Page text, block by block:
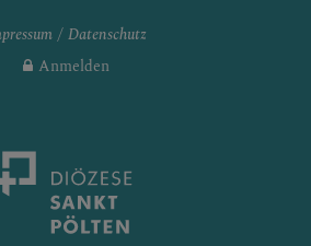
Datenschutz
Anmelden